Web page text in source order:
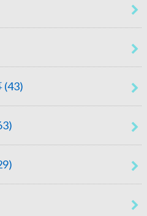
(43)